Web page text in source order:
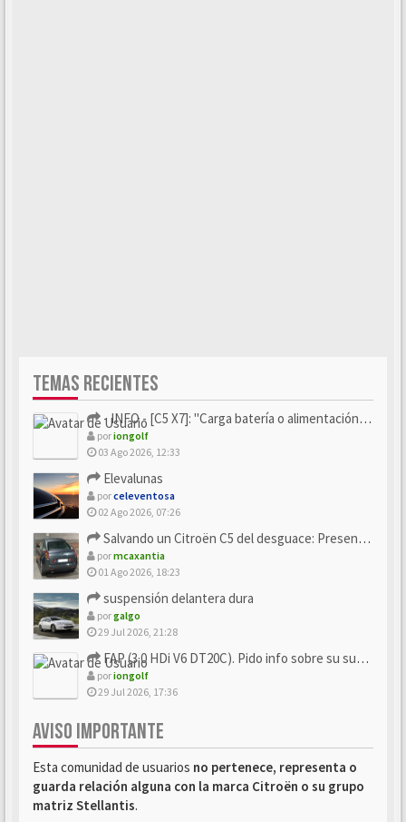
TEMAS RECIENTES
- INFO - [C5 X7]: "Carga batería o alimentación eléctri...
poriongolf
03 Ago 2026, 12:33
Elevalunas
porceleventosa
02 Ago 2026, 07:26
Salvando un Citroën C5 del desguace: Presentación y seguimiento
pormcaxantia
01 Ago 2026, 18:23
suspensión delantera dura
porgalgo
29 Jul 2026, 21:28
FAP (3.0 HDi V6 DT20C). Pido info sobre su sustitución
poriongolf
29 Jul 2026, 17:36
AVISO IMPORTANTE
Esta comunidad de usuarios no pertenece, representa o
guarda relación alguna con la marca Citroën o su grupo
matriz Stellantis.